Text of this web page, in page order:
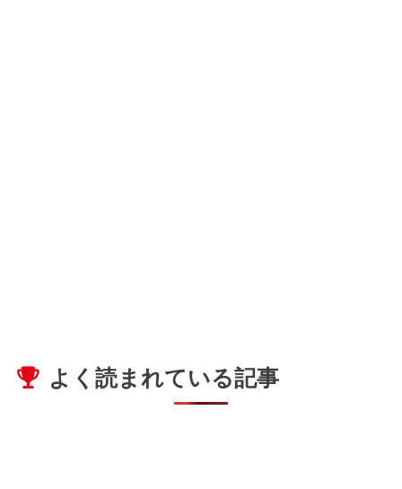
よく読まれている記事